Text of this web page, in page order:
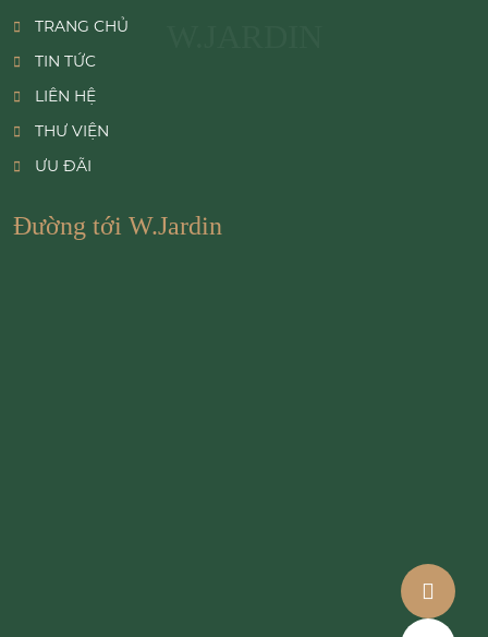
TRANG CHỦ
TIN TỨC
LIÊN HỆ
THƯ VIỆN
ƯU ĐÃI
Đường tới W.Jardin